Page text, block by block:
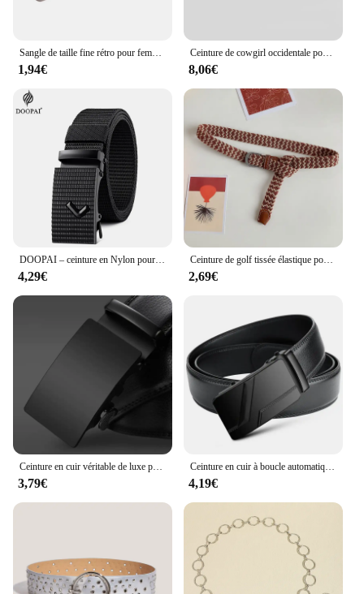
1,94€
Ceinture de cowgirl occidentale pour femme, ceinture de cow-boy, environnement rétro, ceinture épissée, personnalité féminine, ronde, tendance, jeans, designer, Y2K
8,06€
4,29€
Ceinture de golf tissée élastique pour hommes et femmes, fabriquée en usine, haute qualité, confortable, loisirs, 2.5cm de large, fine
2,69€
3,79€
Ceinture en cuir à boucle automatique pour hommes, ceinture de costume noire, affaires de luxe, jeans de marque, haute qualité
4,19€